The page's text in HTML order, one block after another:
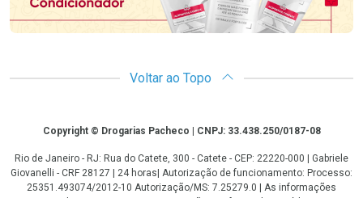
Voltar ao Topo
CopyrightCopyright © Drogarias Pacheco | CNPJ: 33.438.250/0187-08
Rio de Janeiro - RJ: Rua do Catete, 300 - Catete - CEP: 22220-000 | Gabriele
Giovanelli - CRF 28127 | 24 horas| Autorização de funcionamento: Processo:
25351.493074/2012-10 Autorização/MS: 7.25279.0 | As informações